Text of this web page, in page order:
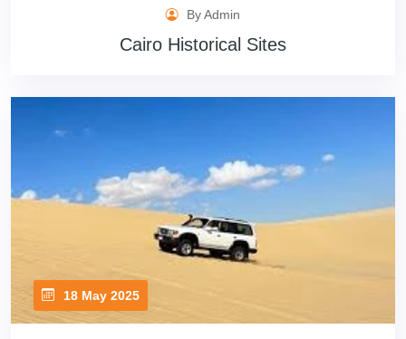
By Admin
Cairo Historical Sites
18 May 2025